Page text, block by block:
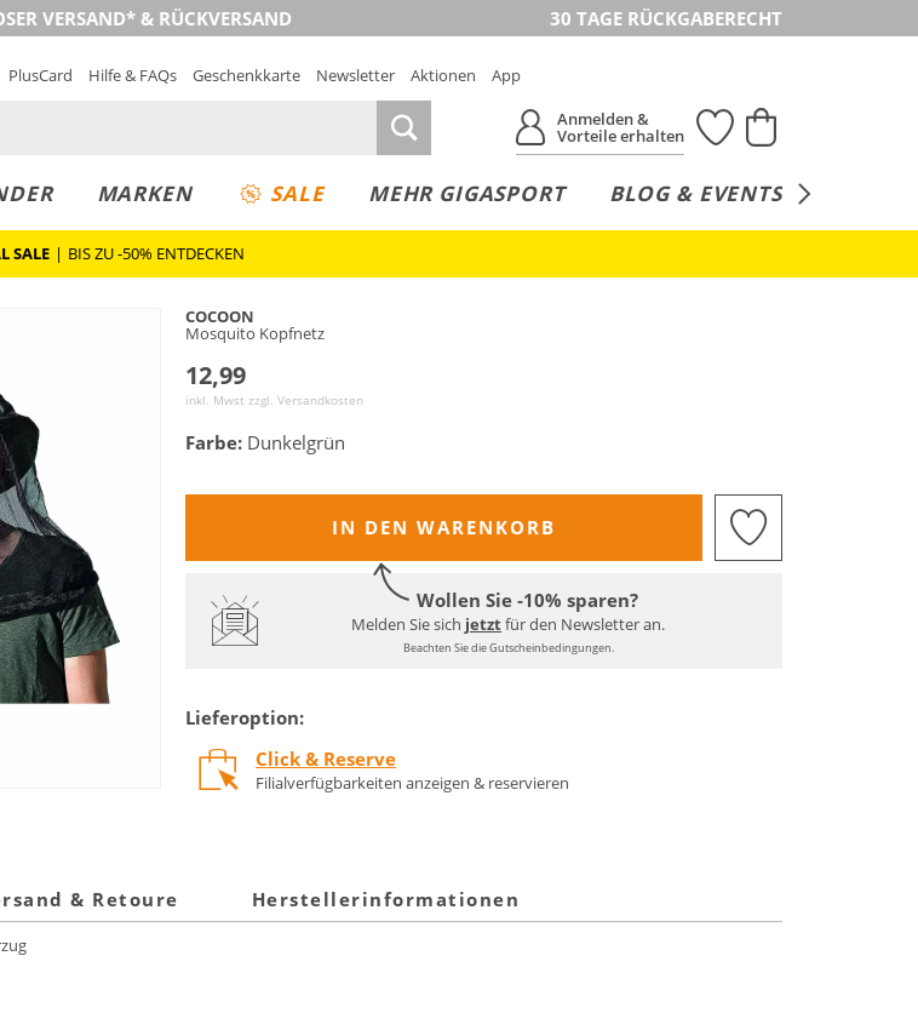
VERSAND* & RÜCKVERSAND 30 TAGE RÜCKGABERECHT
PlusCard Hilfe & FAQs Geschenkkarte Newsletter Aktionen
App
Anmelden &
Vorteile erhalten
MARKEN SALE MEHR GIGASPORT BLOG & EVENTS
SALE | BIS ZU -50% ENTDECKEN
COCOON
Mosquito Kopfnetz
12,99
inkl. Mwst zzgl. Versandkosten
Farbe: Dunkelgrün
IN DEN WARENKORB
Wollen Sie -10% sparen?
Melden Sie sich jetztfür den Newsletter an.
Beachten Sie die Gutscheinbedingungen.
Lieferoption:
Click & Reserve
Filialverfügbarkeiten anzeigen & reservieren
& Retoure Herstellerinformationen